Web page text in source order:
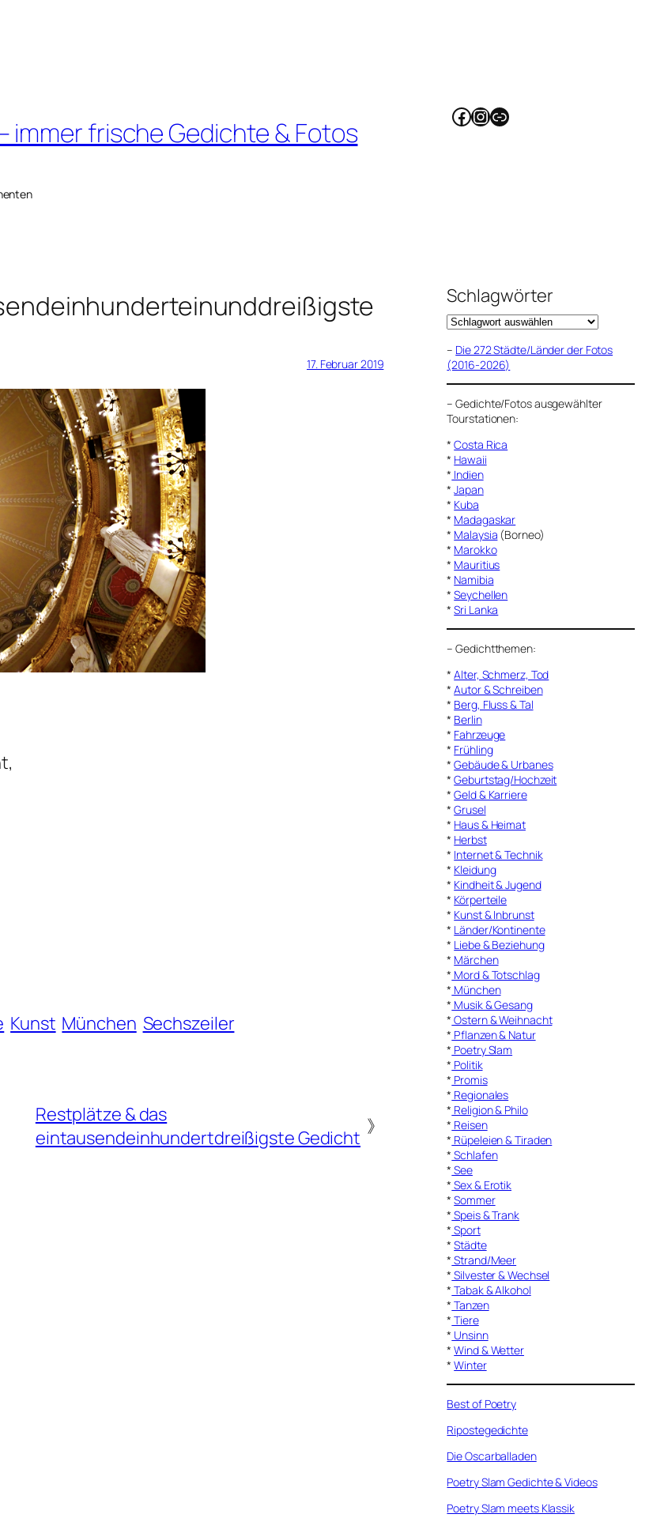
immer frische Gedichte & Fotos Facebook
Instagram
Link
17. Februar 2019
Kunst München Sechszeiler
Restplätze & das
eintausendeinhundertdreißigste Gedicht 》
Schlagwörter
– Die 272 Städte/Länder der Fotos
(2016-2026)
–Gedichte/Fotos ausgewählter
Tourstationen:
*Costa Rica
* Hawaii
* Indien
*Japan
* Kuba
* Madagaskar
* Malaysia (Borneo)
* Marokko
* Mauritius
* Namibia
*Seychellen
*Sri Lanka
–Gedichtthemen:
*Alter, Schmerz, Tod
*Autor & Schreiben
* Berg, Fluss & Tal
* Berlin
* Fahrzeuge
* Frühling
*Gebäude & Urbanes
*Geburtstag/Hochzeit
*Geld & Karriere
*Grusel
* Haus & Heimat
* Herbst
* Internet & Technik
* Kleidung
* Kindheit & Jugend
* Körperteile
* Kunst & Inbrunst
* Länder/Kontinente
* Liebe & Beziehung
* Märchen
* Mord & Totschlag
* München
* Musik & Gesang
* Ostern & Weihnacht
* Pflanzen & Natur
* Poetry Slam
* Politik
* Promis
* Regionales
* Religion & Philo
* Reisen
* Rüpeleien & Tiraden
* Schlafen
* See
* Sex & Erotik
*Sommer
* Speis & Trank
* Sport
*Städte
* Strand/Meer
* Silvester & Wechsel
* Tabak & Alkohol
* Tanzen
* Tiere
* Unsinn
*Wind & Wetter
*Winter
Best of Poetry
Ripostegedichte
Die Oscarballaden
Poetry Slam Gedichte & Videos
Poetry Slam meets Klassik